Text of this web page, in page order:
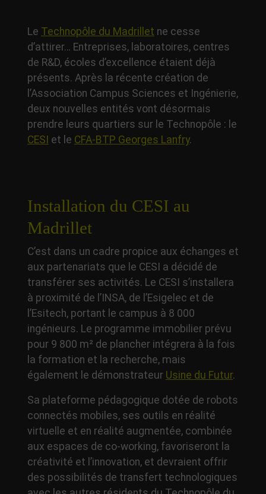
Le Technopôle du Madrillet ne cesse
d’attirer… Entreprises, laboratoires, centres
de R&D, écoles d’excellence étaient déjà
présents. Après la récente création de
l’Association Campus Sciences et Ingénierie,
deux nouvelles entités vont désormais
prendre leurs quartiers sur le Technopôle : le
CESI et le CFA-BTP Georges Lanfry.
Installation du CESI au
Madrillet
C’est dans un cadre propice aux échanges et
aux partenariats que le CESI a décidé de
transférer ses activités. Le CESI s’installera
à proximité de l’INSA, de l’Esigelec et de
l’Esitech, portant le campus à 8 000
ingénieurs. Le programme immobilier prévu
pour 9 800 m² de plancher intégrera à la fois
la formation et la recherche, mais
également le démonstrateur Usine du Futur.
Sa plateforme pédagogique dotée de robots
connectés mobiles, ses outils en réalité
virtuelle et en réalité augmentée, combinée
aux espaces de co-working, favoriseront la
créativité et l’innovation, et devraient offrir
des possibilités de transfert technologiques